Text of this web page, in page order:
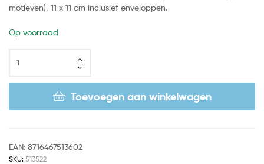
motieven), 11 x 11 cm inclusief enveloppen.
Op voorraad
Toevoegen aan winkelwagen
EAN: 8716467513602
SKU: 513522